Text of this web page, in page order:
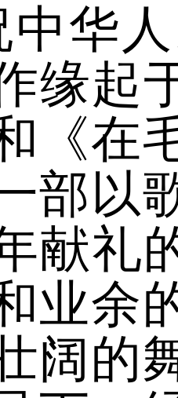
中华
缘起
《在
部以
献礼
业余
阔的